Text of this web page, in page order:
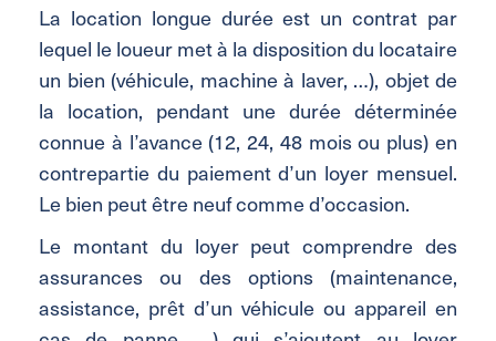
La location longue durée est un contrat par
lequel le loueur met à la disposition du locataire
un bien (véhicule, machine à laver, …), objet de
la location, pendant une durée déterminée
connue à l’avance (12, 24, 48 mois ou plus) en
contrepartie du paiement d’un loyer mensuel.
Le bien peut être neuf comme d’occasion.
Le montant du loyer peut comprendre des
assurances ou des options (maintenance,
assistance, prêt d’un véhicule ou appareil en